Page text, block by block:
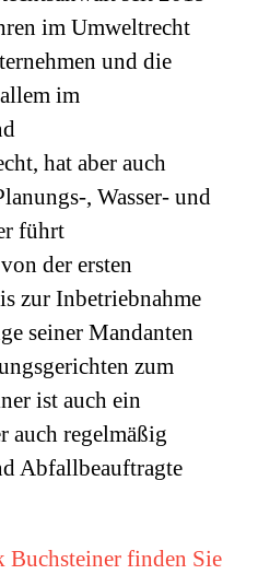
im Umweltrecht
und die
im
hat aber auch
, Wasser- und
führt
der ersten
zur Inbetriebnahme
seiner Mandanten
zum
ist auch ein
auch regelmäßig
Abfallbeauftragte
finden Sie